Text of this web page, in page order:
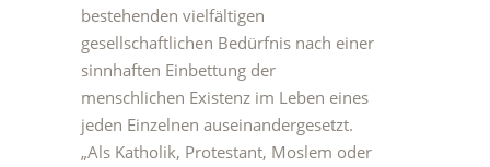
bestehenden vielfältigen
gesellschaftlichen Bedürfnis nach einer
sinnhaften Einbettung der
menschlichen Existenz im Leben eines
jeden Einzelnen auseinandergesetzt.
„Als Katholik, Protestant, Moslem oder